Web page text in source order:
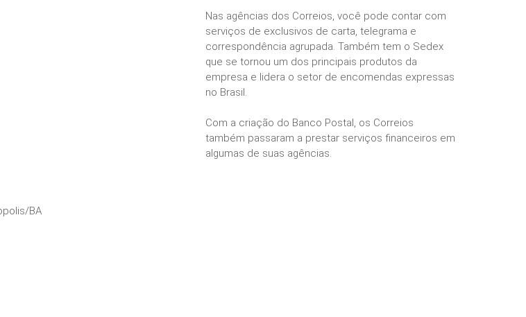
/BA
Nas agências dos Correios, você pode contar com
serviços de exclusivos de carta, telegrama e
correspondência agrupada. Também tem o Sedex
que se tornou um dos principais produtos da
empresa e lidera o setor de encomendas expressas
no Brasil.
Com a criação do Banco Postal, os Correios
também passaram a prestar serviços financeiros em
algumas de suas agências.